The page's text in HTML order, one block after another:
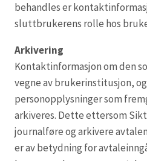
behandles er
sluttbrukerens rolle hos
Arkivering
Kontaktinformasjon om den
vegne av brukerinstitusjon,
personopplysninger som
arkiveres. Dette ettersom
journalføre og arkivere
er av betydning for